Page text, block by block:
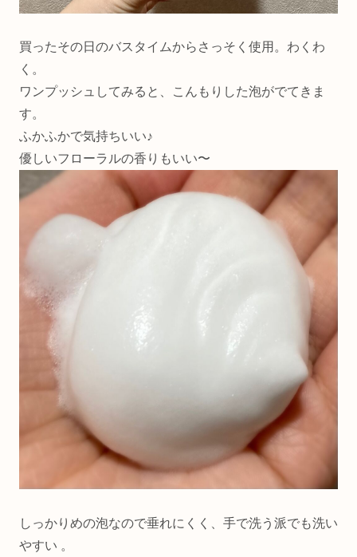
買ったその日のバスタイムからさっそく使用。わくわ
く。
ワンプッシュしてみると、こんもりした泡がでてきま
す。
ふかふかで気持ちいい♪
優しいフローラルの香りもいい〜
しっかりめの泡なので垂れにくく、手で洗う派でも洗い
やすい 。